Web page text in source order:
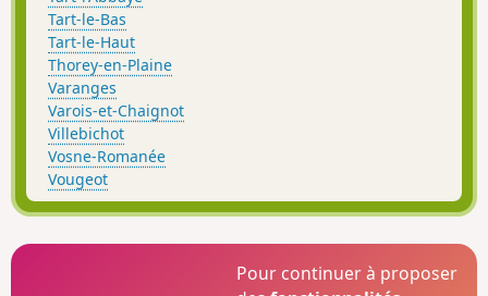
Tart-le-Bas
Tart-le-Haut
Thorey-en-Plaine
Varanges
Varois-et-Chaignot
Villebichot
Vosne-Romanée
Vougeot
Pour continuer à proposer